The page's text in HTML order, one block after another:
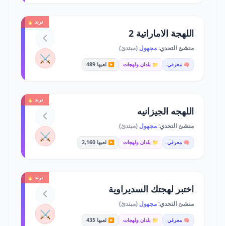
ترند 🔥
اللهجة الاماراتية 2
منشئ التحدي:مجهول (مبتدئ)
🧠 معرفي 📁 بلدان ولهجات ▶️ لعبها 489 ⚔️
ترند 🔥
اللهجه الجيزانيه
منشئ التحدي:مجهول (مبتدئ)
🧠 معرفي 📁 بلدان ولهجات ▶️ لعبها 2,160 ⚔️
ترند 🔥
اختبر لهجتك السديراوية
منشئ التحدي:مجهول (مبتدئ)
🧠 معرفي 📁 بلدان ولهجات ▶️ لعبها 435 ⚔️